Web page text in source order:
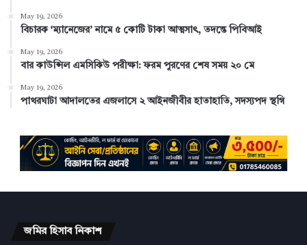
May 19, 2026
বিচারক ‘ম্যানেজের’ নামে ৫ কোটি টাকা আত্মসাৎ, তদন্তে পিবিআই
May 19, 2026
বার কাউন্সিল এমসিকিউ পরীক্ষা: ফরম পূরণের শেষ সময় ২০ মে
May 19, 2026
পাথরঘাটা আদালতের এজলাসে ২ আইনজীবীর হাতাহাতি, সদস্যপদ স্থগি
জমির হিসাব নিকাশ